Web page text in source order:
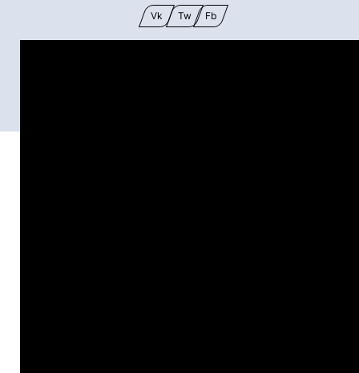
Vk Tw Fb